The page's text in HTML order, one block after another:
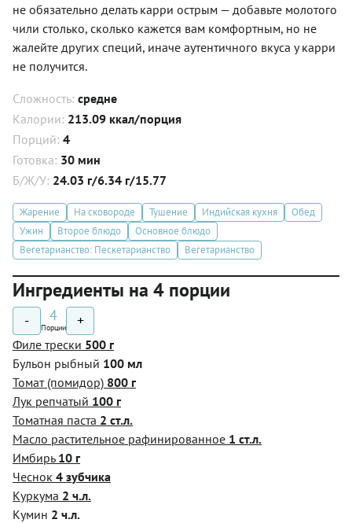
не обязательно делать карри острым — добавьте молотого
чили столько, сколько кажется вам комфортным, но не
жалейте других специй, иначе аутентичного вкуса у карри
не получится.
Сложность: средне
Калории: 213.09 ккал/порция
Порций: 4
Готовка: 30 мин
Б/Ж/У: 24.03 г/6.34 г/15.77
Жарение На сковороде Тушение Индийская кухня
Обед
Ужин
Второе блюдо
Основное блюдо
Вегетарианство: Пескетарианство
Вегетарианство
Ингредиенты на 4 порции
- 4
Порции +
Филе трески 500 г
Бульон рыбный 100 мл
Томат (помидор) 800 г
Лук репчатый 100 г
Томатная паста 2 ст.л.
Масло растительное рафинированное 1 ст.л.
Имбирь 10 г
Чеснок 4 зубчика
Куркума 2 ч.л.
Кумин 2 ч.л.